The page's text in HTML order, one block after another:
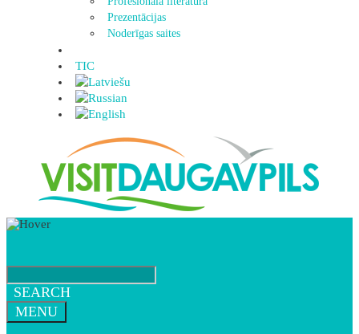
Prezentācijas
Noderīgas saites
TIC
SEARCH
MENU